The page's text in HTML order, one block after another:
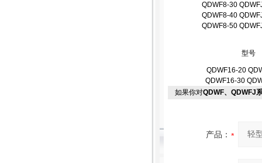
QDWF8-30
QDWF8-40
QDWF8-50
型号
QDWF16-20
QDWF16-30
如果你对QDWF、QDWFJ
产品：